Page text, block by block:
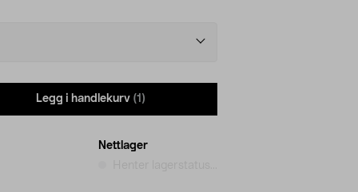
Legg i handlekurv (1)
Nettlager